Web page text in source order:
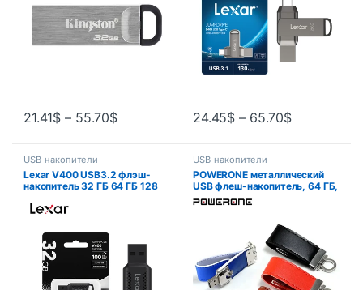
21.41$ – 55.70$ 24.45$ – 65.70$
USB-накопители
Lexar V400 USB3.2 флэш-
накопитель 32 ГБ 64 ГБ 128
флэш-накопитель для
диск Pendrive
USB-накопители
POWERONE металлический
USB флеш-накопитель, 64 ГБ,
16 ГБ, 8 ГБ, 4 Гб